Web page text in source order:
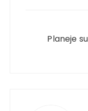
Planeje